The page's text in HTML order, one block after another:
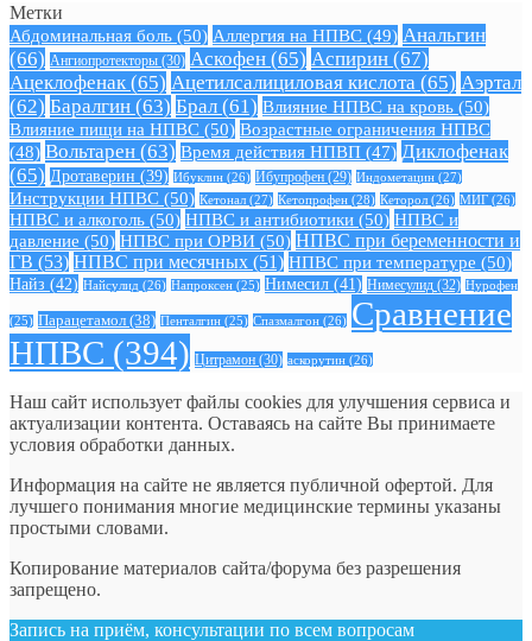
Метки
Абдоминальная боль (50) Аллергия на НПВС (49) Анальгин
(66) Ангиопротекторы (30) Аскофен (65) Аспирин (67)
Ацеклофенак (65) Ацетилсалициловая кислота (65) Аэртал
(62) Баралгин (63) Брал (61) Влияние НПВС на кровь (50)
Влияние пищи на НПВС (50) Возрастные ограничения НПВС
(48) Вольтарен (63) Время действия НПВП (47) Диклофенак
(65) Дротаверин (39) Ибуклин (26) Ибупрофен (29) Индометацин (27)
Инструкции НПВС (50) Кетонал (27) Кетопрофен (28) Кеторол (26) МИГ (26)
НПВС и алкоголь (50) НПВС и антибиотики (50) НПВС и
давление (50) НПВС при ОРВИ (50) НПВС при беременности и
ГВ (53) НПВС при месячных (51) НПВС при температуре (50)
Найз (42) Найсулид (26) Напроксен (25) Нимесил (41) Нимесулид (32) Нурофен
(25) Парацетамол (38) Пенталгин (25) Спазмалгон (26) Сравнение
НПВС (394) Цитрамон (30) аскорутин (26)
Наш сайт использует файлы cookies для улучшения сервиса и
актуализации контента. Оставаясь на сайте Вы принимаете
условия обработки данных.
Информация на сайте не является публичной офертой. Для
лучшего понимания многие медицинские термины указаны
простыми словами.
Копирование материалов сайта/форума без разрешения
запрещено.
Запись на приём, консультации по всем вопросам